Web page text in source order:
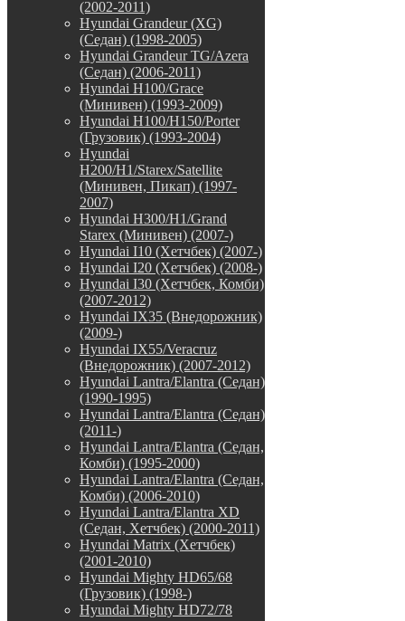
(2002-2011)
Hyundai Grandeur (XG)
(Седан) (1998-2005)
Hyundai Grandeur TG/Azera
(Седан) (2006-2011)
Hyundai H100/Grace
(Минивен) (1993-2009)
Hyundai H100/H150/Porter
(Грузовик) (1993-2004)
Hyundai
H200/H1/Starex/Satellite
(Минивен, Пикап) (1997-
2007)
Hyundai H300/H1/Grand
Starex (Минивен) (2007-)
Hyundai I10 (Хетчбек) (2007-)
Hyundai I20 (Хетчбек) (2008-)
Hyundai I30 (Хетчбек, Комби)
(2007-2012)
Hyundai IX35 (Внедорожник)
(2009-)
Hyundai IX55/Veracruz
(Внедорожник) (2007-2012)
Hyundai Lantra/Elantra (Седан)
(1990-1995)
Hyundai Lantra/Elantra (Седан)
(2011-)
Hyundai Lantra/Elantra (Седан,
Комби) (1995-2000)
Hyundai Lantra/Elantra (Седан,
Комби) (2006-2010)
Hyundai Lantra/Elantra XD
(Седан, Хетчбек) (2000-2011)
Hyundai Matrix (Хетчбек)
(2001-2010)
Hyundai Mighty HD65/68
(Грузовик) (1998-)
Hyundai Mighty HD72/78